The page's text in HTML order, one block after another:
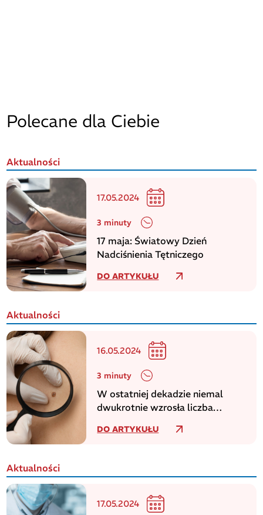
Polecane dla Ciebie
Aktualności
17.05.2024
3 minuty
17 maja: Światowy Dzień
Nadciśnienia Tętniczego
DO ARTYKUŁU
Aktualności
16.05.2024
3 minuty
W ostatniej dekadzie niemal
dwukrotnie wzrosła liczba
DO ARTYKUŁU
Aktualności
17.05.2024